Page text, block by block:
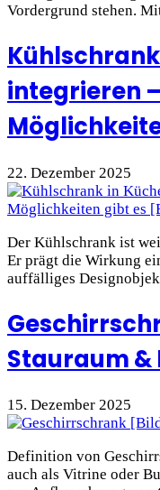
Vordergrund stehen.
integrieren
22. Dezember 2025
Der Kühlschrank ist
Er prägt die Wirkung
auffälliges
Stauraum &
15. Dezember 2025
Definition von
auch als Vitrine oder